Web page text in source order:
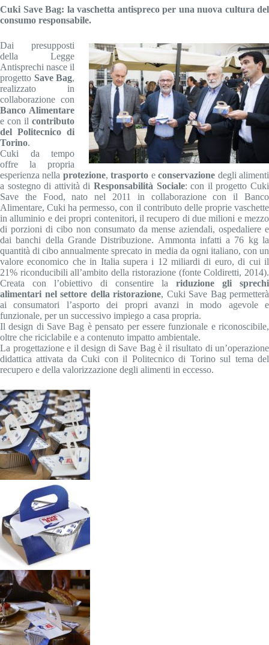
Cuki Save Bag: la vaschetta antispreco per una nuova cultura del
consumo responsabile.
Dai presupposti
della Legge
Antisprechi nasce il
progetto Save Bag,
realizzato in
collaborazione con
Banco Alimentare
e con il contributo
del Politecnico di
Torino.
Cuki da tempo
offre la propria
esperienza nella protezione,trasporto econservazione degli alimenti
a sostegno di attività di Responsabilità Sociale: con il progetto Cuki
Save the Food, nato nel 2011 in collaborazione con il Banco
Alimentare, Cuki ha permesso, con il contributo delle proprie vaschette
in alluminio e dei propri contenitori, il recupero di due milioni e mezzo
di porzioni di cibo non consumato da mense aziendali, ospedaliere e
dai banchi della Grande Distribuzione. Ammonta infatti a 76 kg la
quantità di cibo annualmente sprecato in media da ogni italiano, con un
valore economico che in Italia supera i 12 miliardi di euro, di cui il
21% riconducibili all’ambito della ristorazione (fonte Coldiretti, 2014).
Creata con l’obiettivo di consentire la riduzione gli sprechi
alimentari nel settore della ristorazione, Cuki Save Bag permetterà
ai consumatori l’asporto dei propri avanzi in modo agevole e
funzionale, per un successivo impiego a casa propria.
Il design di Save Bag è pensato per essere funzionale e riconoscibile,
oltre che riciclabile e a contenuto impatto ambientale.
La progettazione e il design di Save Bag è il risultato di un’operazione
didattica attivata da Cuki con il Politecnico di Torino sul tema del
recupero e della valorizzazione degli alimenti in eccesso.